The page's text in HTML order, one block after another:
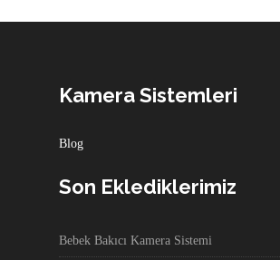
Kamera Sistemleri
Blog
Son Eklediklerimiz
Bebek Bakıcı Kamera Sistemi